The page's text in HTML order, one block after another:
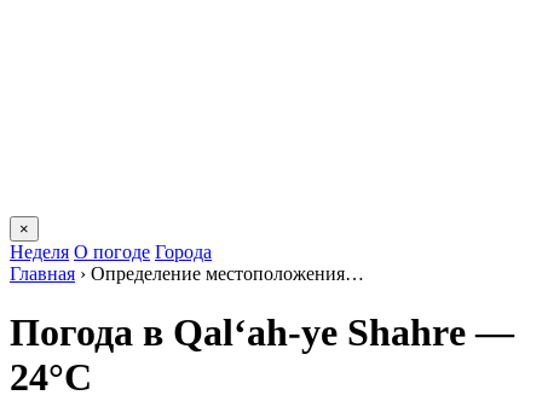
×
Неделя О погоде Города
Главная › Определение местоположения…
Погода в Qal‘ah-ye Shahrе —
24°C